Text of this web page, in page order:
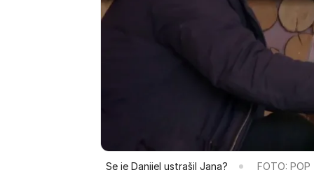
Se je Danijel ustrašil Jana? FOTO: POP